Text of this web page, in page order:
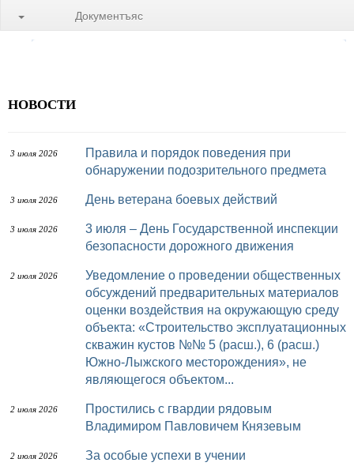
Документъяс
НОВОСТИ
3 июля 2026
Правила и порядок поведения при
обнаружении подозрительного предмета
3 июля 2026 День ветерана боевых действий
3 июля 2026
3 июля – День Государственной инспекции
безопасности дорожного движения
2 июля 2026
Уведомление о проведении общественных
обсуждений предварительных материалов
оценки воздействия на окружающую среду
объекта: «Строительство эксплуатационных
скважин кустов №№ 5 (расш.), 6 (расш.)
Южно-Лыжского месторождения», не
являющегося объектом...
2 июля 2026
Простились с гвардии рядовым
Владимиром Павловичем Князевым
2 июля 2026 За особые успехи в учении